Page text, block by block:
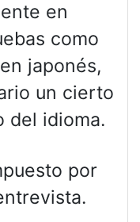
en
como
japonés,
un cierto
del idioma.
por